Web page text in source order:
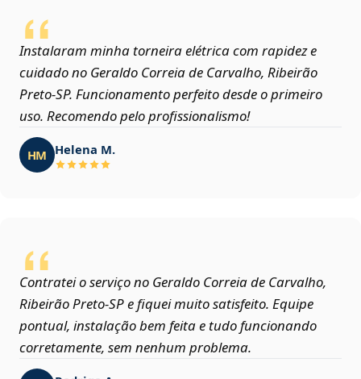
Instalaram minha torneira elétrica com rapidez e
cuidado no Geraldo Correia de Carvalho, Ribeirão
Preto‑SP. Funcionamento perfeito desde o primeiro
uso. Recomendo pelo profissionalismo!
HM Helena M.
Contratei o serviço no Geraldo Correia de Carvalho,
Ribeirão Preto‑SP e fiquei muito satisfeito. Equipe
pontual, instalação bem feita e tudo funcionando
corretamente, sem nenhum problema.